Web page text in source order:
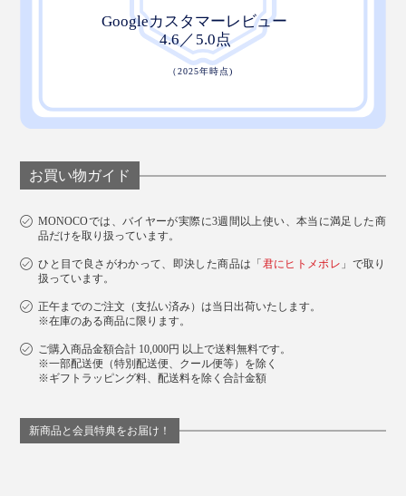
お買い物ガイド
MONOCOでは、バイヤーが実際に3週間以上使い、本当に満足した商
品だけを取り扱っています。
ひと目で良さがわかって、即決した商品は「君にヒトメボレ 」で取り
扱っています。
正午までのご注文（支払い済み）は当日出荷いたします。
※在庫のある商品に限ります。
ご購入商品金額合計 10,000円 以上で送料無料です。
※一部配送便（特別配送便、クール便等）を除く
※ギフトラッピング料、配送料を除く合計金額
新商品と会員特典をお届け！